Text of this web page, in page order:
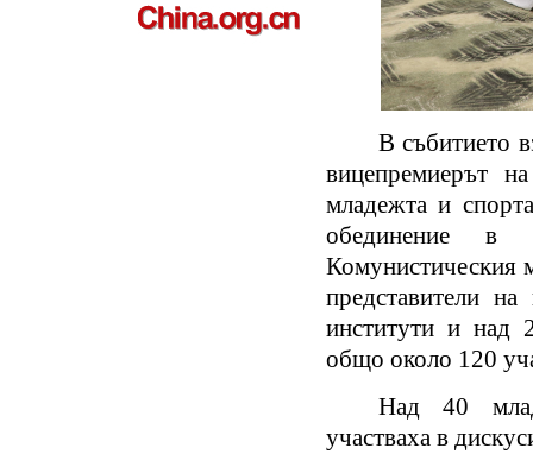
В събитието
вицепремиерът
младежта и
обединение в
представители
институти и над
общо около 120
Над 40 млади
участваха в